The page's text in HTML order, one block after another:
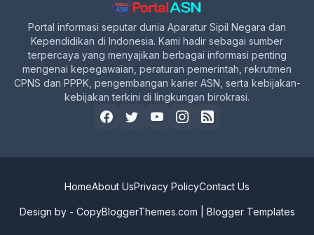
Portal informasi seputar dunia Aparatur Sipil Negara dan
Kependidikan di Indonesia. Kami hadir sebagai sumber
terpercaya yang menyajikan berbagai informasi penting
mengenai kepegawaian, peraturan pemerintah, rekrutmen
CPNS dan PPPK, pengembangan karier ASN, serta kebijakan-
kebijakan terkini di lingkungan birokrasi.
Design by - CopyBloggerThemes.com Blogger Templates
HomeAbout UsPrivacy PolicyContact Us